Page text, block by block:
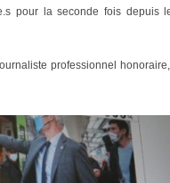
pour la seconde fois
journaliste professionnel